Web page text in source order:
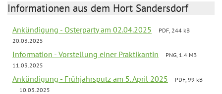
Informationen aus dem Hort Sandersdorf
Ankündigung - Osterparty am 02.04.2025
PDF, 244 kB
20.03.2025
Information - Vorstellung einer Praktikantin
PNG, 1.4 MB
11.03.2025
Ankündigung - Frühjahrsputz am 5. April 2025
PDF, 99 kB
10.03.2025